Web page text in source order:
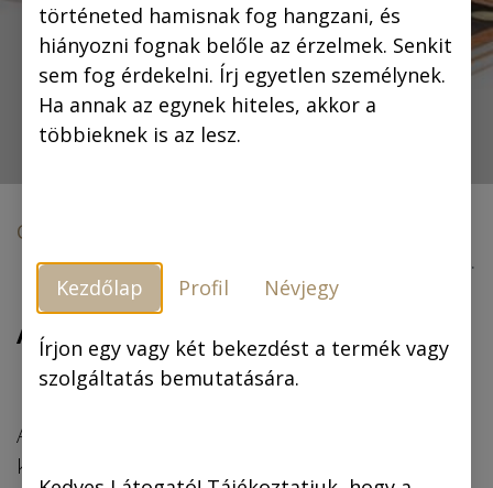
Cikkek és megjelenések
Karácsonyi KönyvFieszta és Hungarocomix 2012
A láthatatlan légió felújítása –
előadás – ekulturaTV
A Karácsonyi KönyvFieszta és Hungarocomix 2012
keretén belül a Magyar Képregény Szövetség
történeted hamisnak fog hangzani, és
hiányozni fognak belőle az érzelmek. Senkit
sem fog érdekelni. Írj egyetlen személynek.
Ha annak az egynek hiteles, akkor a
többieknek is az lesz.
Kezdőlap Profil Névjegy
Írjon egy vagy két bekezdést a termék vagy
szolgáltatás bemutatására.